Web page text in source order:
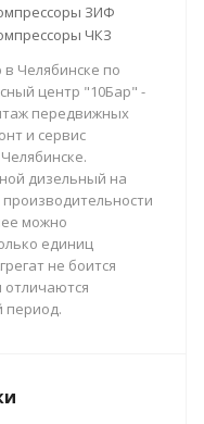
ЗИФ
ЧКЗ
Челябинске по
центр "10Бар" -
передвижных
и сервис
дизельный на
можно
единиц
не боится
отличаются
период.